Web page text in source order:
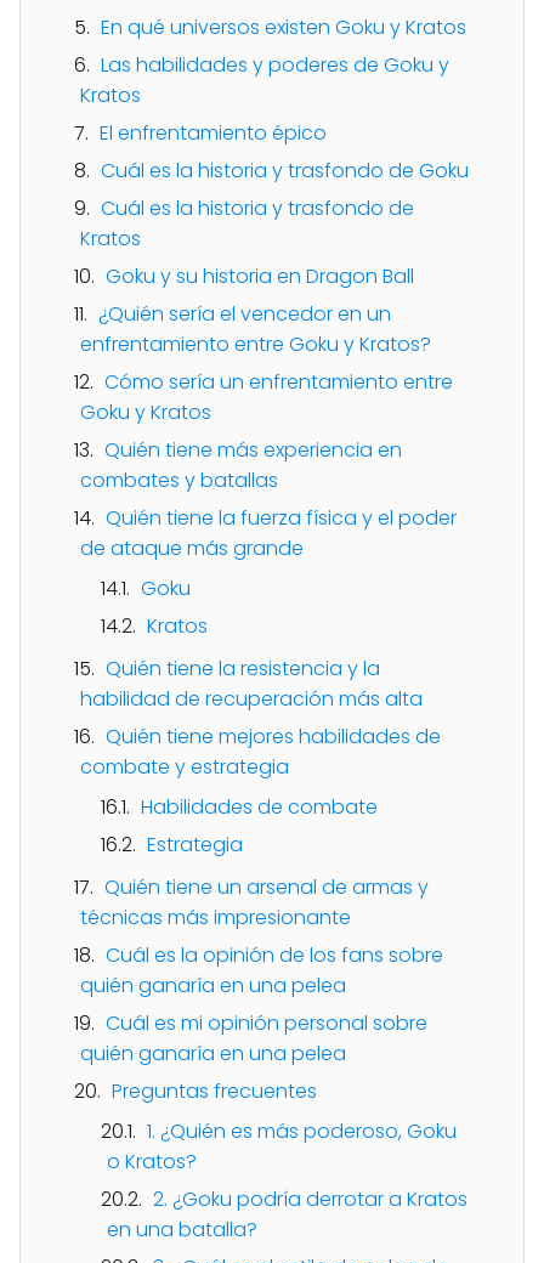
En qué universos existen Goku y Kratos
Las habilidades y poderes de Goku y
Kratos
El enfrentamiento épico
Cuál es la historia y trasfondo de Goku
Cuál es la historia y trasfondo de
Kratos
Goku y su historia en Dragon Ball
¿Quién sería el vencedor en un
enfrentamiento entre Goku y Kratos?
Cómo sería un enfrentamiento entre
Goku y Kratos
Quién tiene más experiencia en
combates y batallas
Quién tiene la fuerza física y el poder
de ataque más grande
Goku
Kratos
Quién tiene la resistencia y la
habilidad de recuperación más alta
Quién tiene mejores habilidades de
combate y estrategia
Habilidades de combate
Estrategia
Quién tiene un arsenal de armas y
técnicas más impresionante
Cuál es la opinión de los fans sobre
quién ganaría en una pelea
Cuál es mi opinión personal sobre
quién ganaría en una pelea
Preguntas frecuentes
1. ¿Quién es más poderoso, Goku
o Kratos?
2. ¿Goku podría derrotar a Kratos
en una batalla?